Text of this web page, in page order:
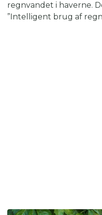
regnvandet i haverne.
”Intelligent brug af